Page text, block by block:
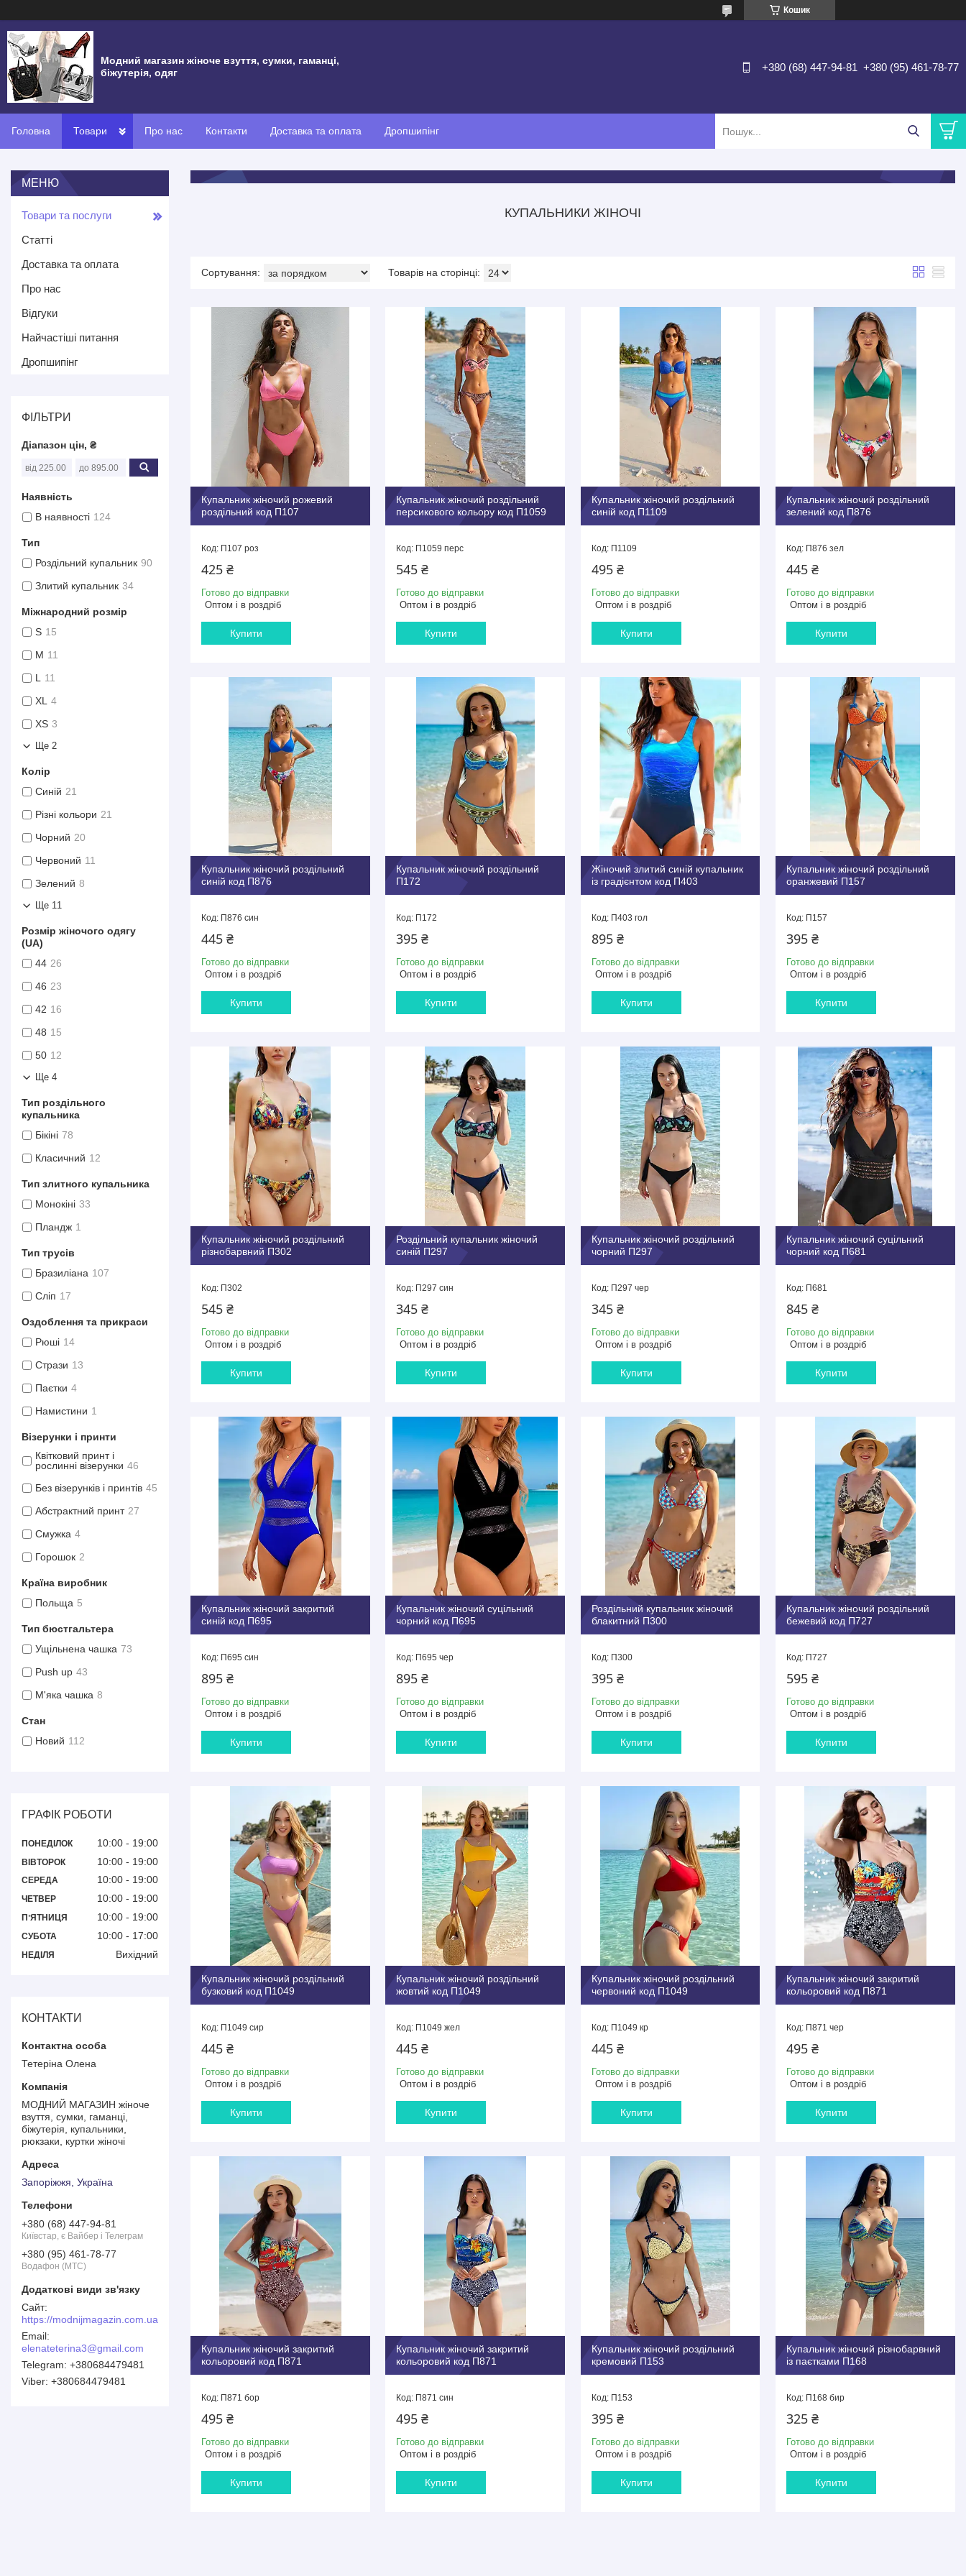
Кошик
Модний магазин жіноче взуття, сумки, гаманці,
біжутерія, одяг
+380 (68) 447-94-81 +380 (95) 461-78-77
Головна Товари Про нас Контакти Доставка та оплата Дропшипінг
КУПАЛЬНИКИ ЖІНОЧІ
Купальник жіночий рожевий
роздільний код П107
П107 роз
425 ₴
Готово до відправки
Оптом і в роздріб
Купити
Купальник жіночий роздільний
персикового кольору код П1059
П1059 перс
545 ₴
Готово до відправки
Оптом і в роздріб
Купити
Купальник жіночий роздільний
синій код П1109
П1109
495 ₴
Готово до відправки
Оптом і в роздріб
Купити
Купальник жіночий роздільний
зелений код П876
П876 зел
445 ₴
Готово до відправки
Оптом і в роздріб
Купити
Купальник жіночий роздільний
синій код П876
П876 син
445 ₴
Готово до відправки
Оптом і в роздріб
Купити
Купальник жіночий роздільний
П172
П172
395 ₴
Готово до відправки
Оптом і в роздріб
Купити
Жіночий злитий синій купальник
із градієнтом код П403
П403 гол
895 ₴
Готово до відправки
Оптом і в роздріб
Купити
Купальник жіночий роздільний
оранжевий П157
П157
395 ₴
Готово до відправки
Оптом і в роздріб
Купити
Купальник жіночий роздільний
різнобарвний П302
П302
545 ₴
Готово до відправки
Оптом і в роздріб
Купити
Роздільний купальник жіночий
синій П297
П297 син
345 ₴
Готово до відправки
Оптом і в роздріб
Купити
Купальник жіночий роздільний
чорний П297
П297 чер
345 ₴
Готово до відправки
Оптом і в роздріб
Купити
Купальник жіночий суцільний
чорний код П681
П681
845 ₴
Готово до відправки
Оптом і в роздріб
Купити
Купальник жіночий закритий
синій код П695
П695 син
895 ₴
Готово до відправки
Оптом і в роздріб
Купити
Купальник жіночий суцільний
чорний код П695
П695 чер
895 ₴
Готово до відправки
Оптом і в роздріб
Купити
Роздільний купальник жіночий
блакитний П300
П300
395 ₴
Готово до відправки
Оптом і в роздріб
Купити
Купальник жіночий роздільний
бежевий код П727
П727
595 ₴
Готово до відправки
Оптом і в роздріб
Купити
Купальник жіночий роздільний
бузковий код П1049
П1049 сир
445 ₴
Готово до відправки
Оптом і в роздріб
Купити
Купальник жіночий роздільний
жовтий код П1049
П1049 жел
445 ₴
Готово до відправки
Оптом і в роздріб
Купити
Купальник жіночий роздільний
червоний код П1049
П1049 кр
445 ₴
Готово до відправки
Оптом і в роздріб
Купити
Купальник жіночий закритий
кольоровий код П871
П871 чер
495 ₴
Готово до відправки
Оптом і в роздріб
Купити
Купальник жіночий закритий
кольоровий код П871
П871 бор
495 ₴
Готово до відправки
Оптом і в роздріб
Купити
Купальник жіночий закритий
кольоровий код П871
П871 син
495 ₴
Готово до відправки
Оптом і в роздріб
Купити
Купальник жіночий роздільний
кремовий П153
П153
395 ₴
Готово до відправки
Оптом і в роздріб
Купити
Купальник жіночий різнобарвний
із паєтками П168
П168 бир
325 ₴
Готово до відправки
Оптом і в роздріб
Купити
Товари та послуги
Статті
Доставка та оплата
Про нас
Відгуки
Найчастіші питання
Дропшипінг
ФІЛЬТРИ
Діапазон цін, ₴
Наявність
В наявності 124
Тип
Роздільний купальник 90
Злитий купальник 34
Міжнародний розмір
S 15
M 11
L 11
XL 4
XS 3
Ще 2
Колір
Синій 21
Різні кольори 21
Чорний 20
Червоний 11
Зелений 8
Ще 11
Розмір жіночого одягу
(UA)
44 26
46 23
42 16
48 15
50 12
Ще 4
Тип роздільного
купальника
Бікіні 78
Класичний 12
Тип злитного купальника
Монокіні 33
Пландж 1
Тип трусів
Бразиліана 107
Сліп 17
Оздоблення та прикраси
Рюші 14
Стрази 13
Паєтки 4
Намистини 1
Візерунки і принти
Квітковий принт і
рослинні візерунки 46
Без візерунків і принтів 45
Абстрактний принт 27
Смужка 4
Горошок 2
Країна виробник
Польща 5
Тип бюстгальтера
Ущільнена чашка 73
Push up 43
М'яка чашка 8
Стан
Новий 112
ГРАФІК РОБОТИ
ПОНЕДІЛОК 10:00 19:00
ВІВТОРОК 10:00 19:00
СЕРЕДА 10:00 19:00
ЧЕТВЕР 10:00 19:00
ПʼЯТНИЦЯ 10:00 19:00
СУБОТА 10:00 17:00
НЕДІЛЯ Вихідний
КОНТАКТИ
Тетеріна Олена
МОДНИЙ МАГАЗИН жіноче
взуття, сумки, гаманці,
біжутерія, купальники,
рюкзаки, куртки жіночі
Запоріжжя, Україна
+380 (68) 447-94-81
Київстар, є Вайбер і Телеграм
+380 (95) 461-78-77
Водафон (МТС)
https://modnijmagazin.com.ua
elenateterina3@gmail.com
+380684479481
+380684479481